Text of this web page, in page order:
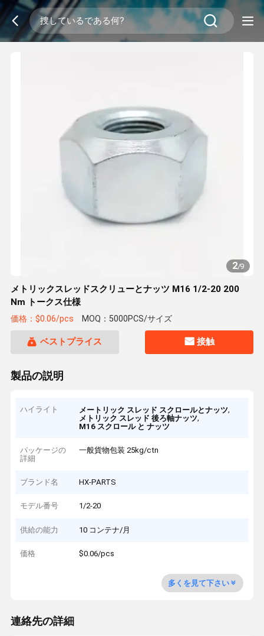
2/9
メトリックスレッドスクリューとナッツ M16 1/2-20 200
Nm トークス仕様
価格：$0.06/pcs MOQ：5000PCS/サイズ
ベストプライス 接触
製品の説明
ハイライト メートリック スレッド スクロールとナッツ,
メトリック スレッド 後ろ軸ナッツ,
M16 スクロール と ナッツ
パッケージの
詳細
一般貨物包装 25kg/ctn
ブランド名 HX-PARTS
モデル番号 1/2-20
供給の能力 10 コンテナ/月
価格 $0.06/pcs
多くを見て下さい
連絡先の詳細